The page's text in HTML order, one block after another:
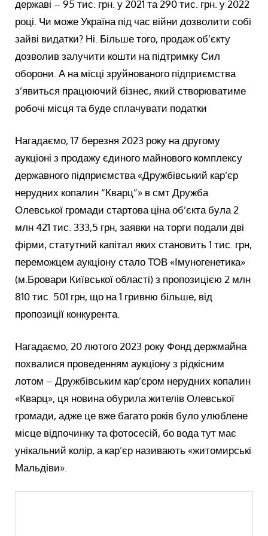
державі – 95 тис. грн. у 2021 та 290 тис. грн. у 2022
році. Чи може Україна під час війни дозволити собі
зайві видатки? Ні. Більше того, продаж об’єкту
дозволив залучити кошти на підтримку Сил
оборони. А на місці зруйнованого підприємства
з’явиться працюючий бізнес, який створюватиме
робочі місця та буде сплачувати податки
Нагадаємо, 17 березня 2023 року на другому
аукціоні з продажу єдиного майнового комплексу
державного підприємства «Дружбівський кар’єр
нерудних копалин “Кварц”» в смт Дружба
Олевської громади стартова ціна об’єкта була 2
млн 421 тис. 333,5 грн, заявки на торги подали дві
фірми, статутний капітал яких становить 1 тис. грн,
переможцем аукціону стало ТОВ «Імуногенетика»
(м.Бровари Київської області) з пропозицією 2 млн
810 тис. 501 грн, що на 1 гривню більше, від
пропозиції конкурента.
Нагадаємо, 20 лютого 2023 року Фонд держмайна
похвалися проведенням аукціону з рідкісним
лотом – Дружбівським кар’єром нерудних копалин
«Кварц», ця новина обурила жителів Олевської
громади, адже це вже багато років було улюблене
місце відпочинку та фотосесій, бо вода тут має
унікальний колір, а кар’єр називають «житомирські
Мальдіви».